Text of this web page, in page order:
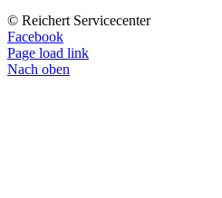
© Reichert Servicecenter
Facebook
Page load link
Nach oben